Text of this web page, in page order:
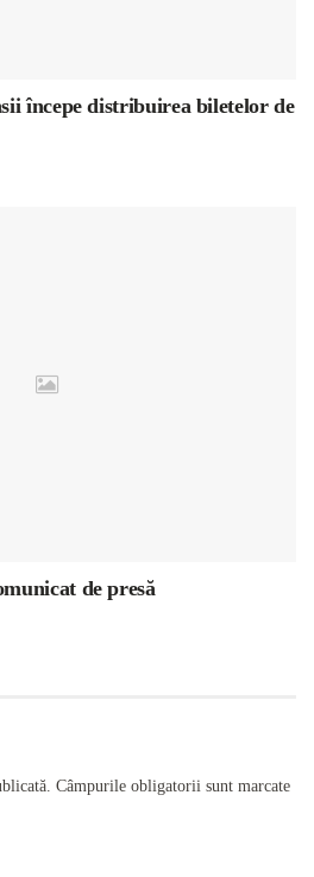
începe distribuirea biletelor de
de presă
Câmpurile obligatorii sunt marcate